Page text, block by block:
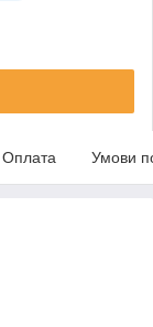
Оплата Умови